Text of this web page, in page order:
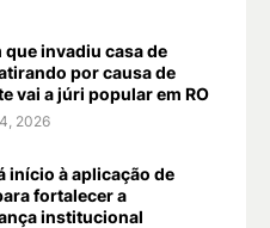
que invadiu casa de
por causa de
vai a júri popular em RO
2026
início à aplicação de
fortalecer a
institucional